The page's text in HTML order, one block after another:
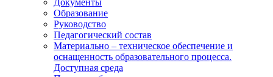
Документы
Образование
Руководство
Педагогический состав
Материально – техническое обеспечение и
оснащенность образовательного процесса.
Доступная среда